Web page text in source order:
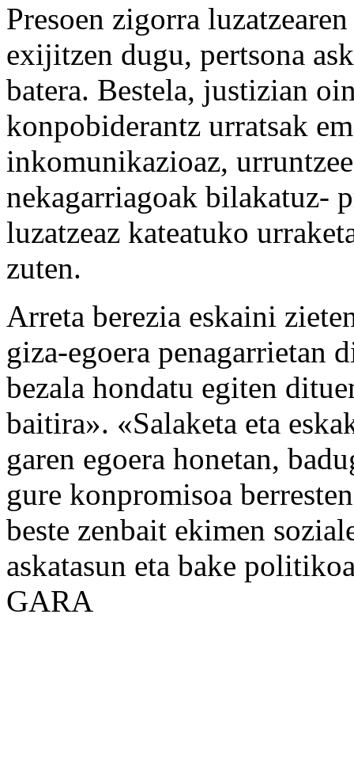
Presoen zigorra
exijitzen dugu, pertsona
batera. Bestela, justizian
konpobiderantz urratsak
inkomunikazioaz,
nekagarriagoak bilakatuz-
luzatzeaz kateatuko
zuten.
Arreta berezia eskaini
giza-egoera penagarrietan
bezala hondatu egiten
baitira». «Salaketa eta
garen egoera honetan,
gure konpromisoa
beste zenbait ekimen
askatasun eta bake
GARA